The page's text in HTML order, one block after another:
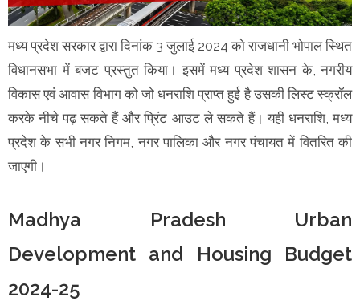
मध्य प्रदेश सरकार द्वारा दिनांक 3 जुलाई 2024 को राजधानी भोपाल स्थित
विधानसभा में बजट प्रस्तुत किया। इसमें मध्य प्रदेश शासन के, नगरीय
विकास एवं आवास विभाग को जो धनराशि प्राप्त हुई है उसकी लिस्ट स्क्रॉल
करके नीचे पढ़ सकते हैं और प्रिंट आउट ले सकते हैं। यही धनराशि, मध्य
प्रदेश के सभी नगर निगम, नगर पालिका और नगर पंचायत में वितरित की
जाएगी।
Madhya Pradesh Urban
Development and Housing Budget
2024-25